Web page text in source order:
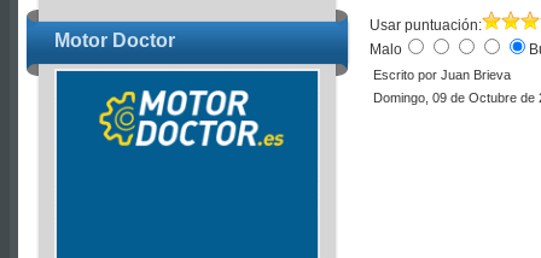
Motor Doctor
Joomla
Extensions
Joomla
Templates
Usar puntuación:
Malo
Escrito por Juan Brieva
Domingo, 09 de Octubre de